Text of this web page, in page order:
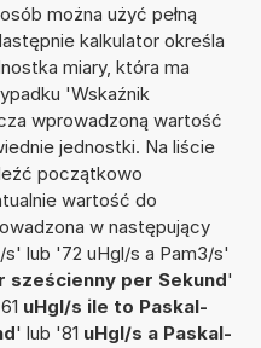
można użyć pełną
kalkulator określa
miary, która ma
'Wskaźnik
wprowadzoną wartość
jednostki. Na liście
początkowo
wartość do
w następujący
lub '72 uHgl/s a Pam3/s'
sześcienny per Sekund'
uHgl/s ile to Paskal-
' lub '81 uHgl/s a Paskal-